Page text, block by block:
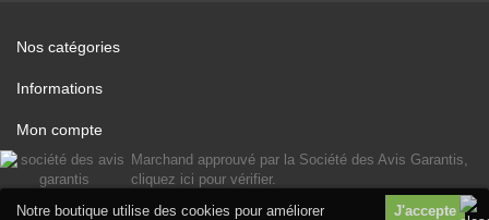
Notre boutique utilise des cookies pour améliorer
Nos catégories
Informations
Mon compte
Marchand approuvé par la Société des Avis Garantis,
cliquez ici pour vérifier.